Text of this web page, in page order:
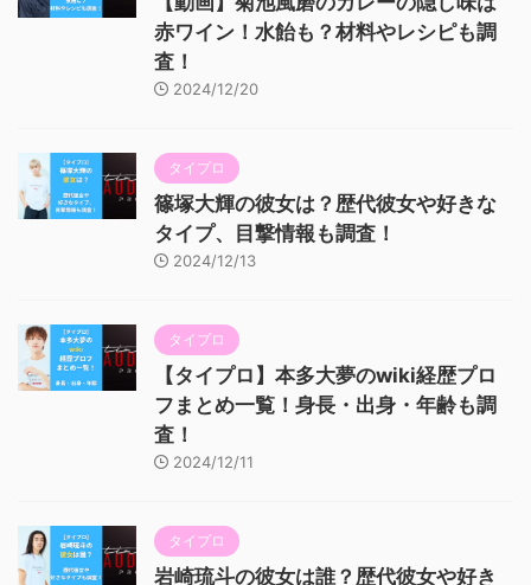
赤ワイン！水飴も？材料やレシピも調
査！
2024/12/20
タイプロ
篠塚大輝の彼女は？歴代彼女や好きな
タイプ、目撃情報も調査！
2024/12/13
タイプロ
【タイプロ】本多大夢のwiki経歴プロ
フまとめ一覧！身長・出身・年齢も調
査！
2024/12/11
タイプロ
岩崎琉斗の彼女は誰？歴代彼女や好き